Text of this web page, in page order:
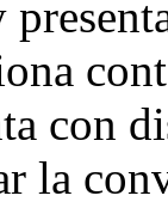
con
la